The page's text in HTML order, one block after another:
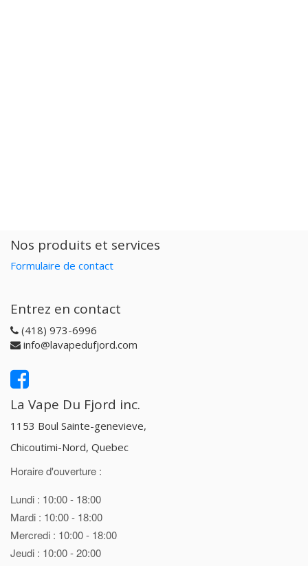
Nos produits et services
Formulaire de contact
Entrez en contact
(418) 973-6996
info@lavapedufjord.com
La Vape Du Fjord inc.
1153 Boul Sainte-genevieve,
Chicoutimi-Nord, Quebec
Horaire d'ouverture :
Lundi : 10:00 - 18:00
Mardi : 10:00 - 18:00
Mercredi : 10:00 - 18:00
Jeudi : 10:00 - 20:00